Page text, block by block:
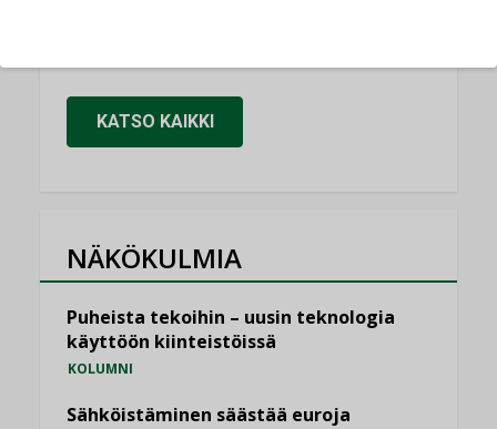
KATSO KAIKKI
NÄKÖKULMIA
Puheista tekoihin – uusin teknologia
käyttöön kiinteistöissä
KOLUMNI
Sähköistäminen säästää euroja